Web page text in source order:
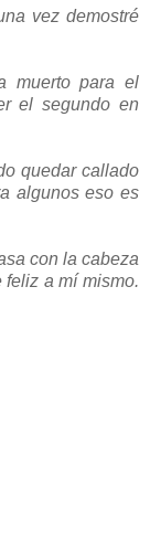
vez demostré
muerto para el
el segundo en
quedar callado
algunos eso es
con la cabeza
feliz a mí mismo.